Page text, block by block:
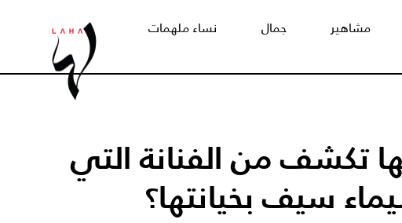
مشاهير جمال نساء ملهمات
تكشف من الفنانة التي
سيف بخيانتها؟